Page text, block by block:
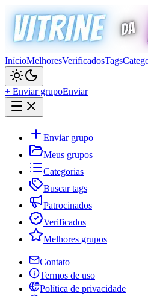
InícioMelhoresVerificadosTags
+ Enviar grupoEnviar
Enviar grupo
Meus grupos
Categorias
Buscar tags
Patrocinados
Verificados
Melhores grupos
Contato
Termos de uso
Política de privacidade